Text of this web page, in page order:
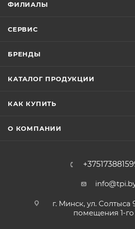
ФИЛИАЛЫ
СЕРВИС
БРЕНДЫ
КАТАЛОГ ПРОДУКЦИИ
КАК КУПИТЬ
О КОМПАНИИ
г. Минск, ул.
помещения 1-го